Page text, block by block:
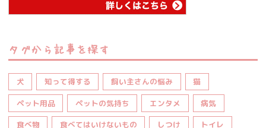
タグから記事を探す
犬 知って得する 飼い主さんの悩み 猫
ペット用品 ペットの気持ち エンタメ 病気
食べ物 食べてはいけないもの しつけ トイレ